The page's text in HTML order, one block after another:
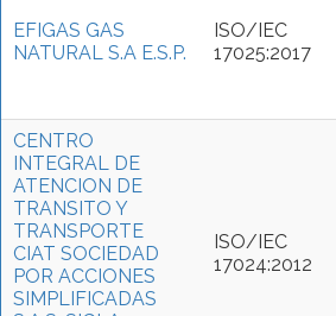
EFIGAS GAS
NATURAL S.A E.S.P.
ISO/IEC
17025:2017
CENTRO
INTEGRAL DE
ATENCION DE
TRANSITO Y
TRANSPORTE
CIAT SOCIEDAD
POR ACCIONES
SIMPLIFICADAS
ISO/IEC
17024:2012